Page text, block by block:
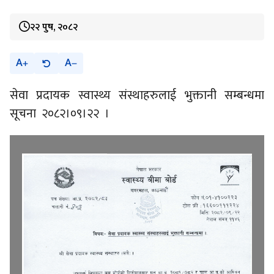
२२ पुष, २०८२
A A
सेवा प्रदायक स्वास्थ्य संस्थाहरुलाई भुक्तानी सम्बन्धमा
सूचना २०८२।०९।२२ ।